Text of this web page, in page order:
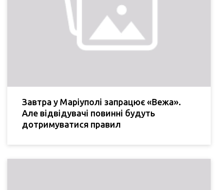
Завтра у Маріуполі запрацює «Вежа».
Але відвідувачі повинні будуть
дотримуватися правил